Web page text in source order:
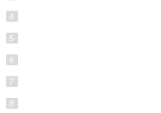
4
5
6
7
8